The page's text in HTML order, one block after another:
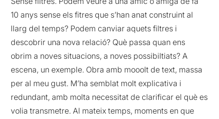
10 anys sense els fitres que s’han anat construint al
llarg del temps? Podem canviar aquets filtres i
descobrir una nova relació? Què passa quan ens
obrim a noves situacions, a noves possibiltiats? A
escena, un exemple. Obra amb mooolt de text, massa
per al meu gust. M’ha semblat molt explicativa i
redundant, amb molta necessitat de clarificar el què es
volia transmetre. Al mateix temps, moments en que